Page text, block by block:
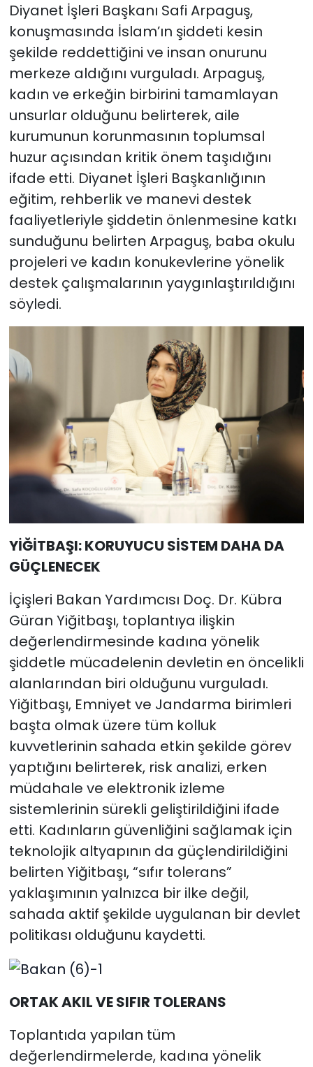
Diyanet İşleri Başkanı Safi Arpaguş,
konuşmasında İslam’ın şiddeti kesin
şekilde reddettiğini ve insan onurunu
merkeze aldığını vurguladı. Arpaguş,
kadın ve erkeğin birbirini tamamlayan
unsurlar olduğunu belirterek, aile
kurumunun korunmasının toplumsal
huzur açısından kritik önem taşıdığını
ifade etti. Diyanet İşleri Başkanlığının
eğitim, rehberlik ve manevi destek
faaliyetleriyle şiddetin önlenmesine katkı
sunduğunu belirten Arpaguş, baba okulu
projeleri ve kadın konukevlerine yönelik
destek çalışmalarının yaygınlaştırıldığını
söyledi.
YİĞİTBAŞI: KORUYUCU SİSTEM DAHA DA
GÜÇLENECEK
İçişleri Bakan Yardımcısı Doç. Dr. Kübra
Güran Yiğitbaşı, toplantıya ilişkin
değerlendirmesinde kadına yönelik
şiddetle mücadelenin devletin en öncelikli
alanlarından biri olduğunu vurguladı.
Yiğitbaşı, Emniyet ve Jandarma birimleri
başta olmak üzere tüm kolluk
kuvvetlerinin sahada etkin şekilde görev
yaptığını belirterek, risk analizi, erken
müdahale ve elektronik izleme
sistemlerinin sürekli geliştirildiğini ifade
etti. Kadınların güvenliğini sağlamak için
teknolojik altyapının da güçlendirildiğini
belirten Yiğitbaşı, “sıfır tolerans”
yaklaşımının yalnızca bir ilke değil,
sahada aktif şekilde uygulanan bir devlet
politikası olduğunu kaydetti.
ORTAK AKIL VE SIFIR TOLERANS
Toplantıda yapılan tüm
değerlendirmelerde, kadına yönelik